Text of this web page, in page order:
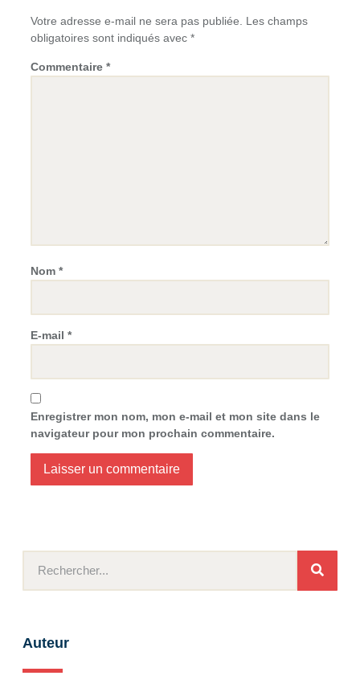
Votre adresse e-mail ne sera pas publiée.
Les champs
obligatoires sont indiqués avec *
Commentaire *
Nom *
E-mail *
Enregistrer mon nom, mon e-mail et mon site dans le
navigateur pour mon prochain commentaire.
Auteur